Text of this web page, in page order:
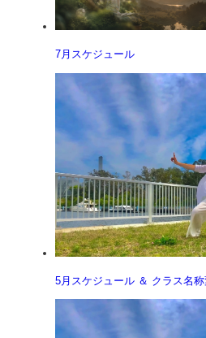
7月スケジュール
5月スケジュール ＆ クラス名称